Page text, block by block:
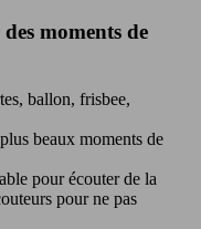
moments de
ballon, frisbee,
beaux moments de
pour écouter de la
pour ne pas